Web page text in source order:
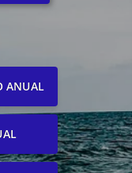
ANUAL